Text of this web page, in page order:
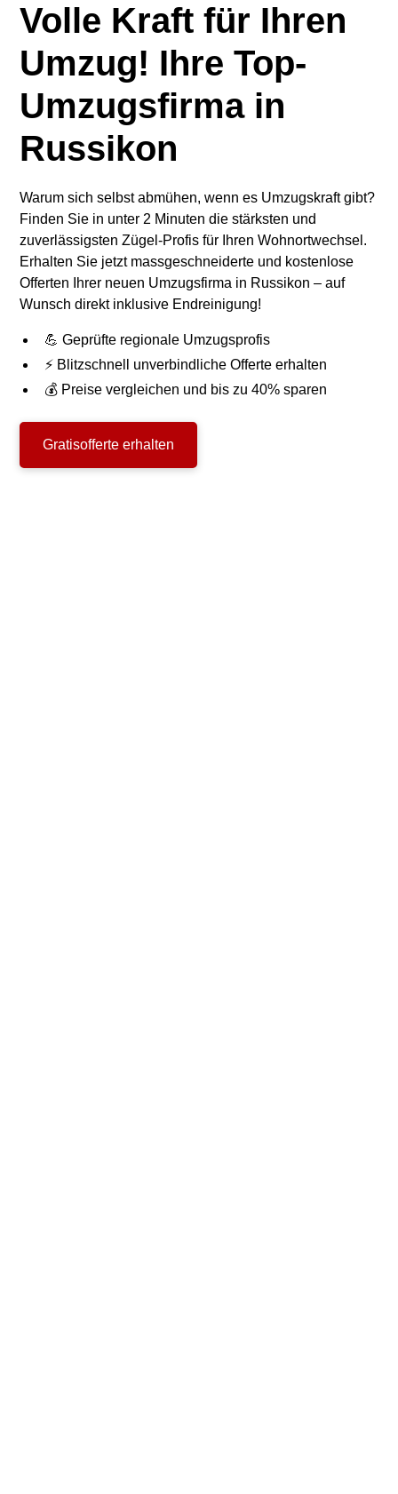
Volle Kraft für Ihren
Umzug! Ihre Top-
Umzugsfirma in
Russikon
Warum sich selbst abmühen, wenn es Umzugskraft gibt?
Finden Sie in unter 2 Minuten die stärksten und
zuverlässigsten Zügel-Profis für Ihren Wohnortwechsel.
Erhalten Sie jetzt massgeschneiderte und kostenlose
Offerten Ihrer neuen Umzugsfirma in Russikon – auf
Wunsch direkt inklusive Endreinigung!
💪 Geprüfte regionale Umzugsprofis
⚡ Blitzschnell unverbindliche Offerte erhalten
💰 Preise vergleichen und bis zu 40% sparen
Gratisofferte erhalten